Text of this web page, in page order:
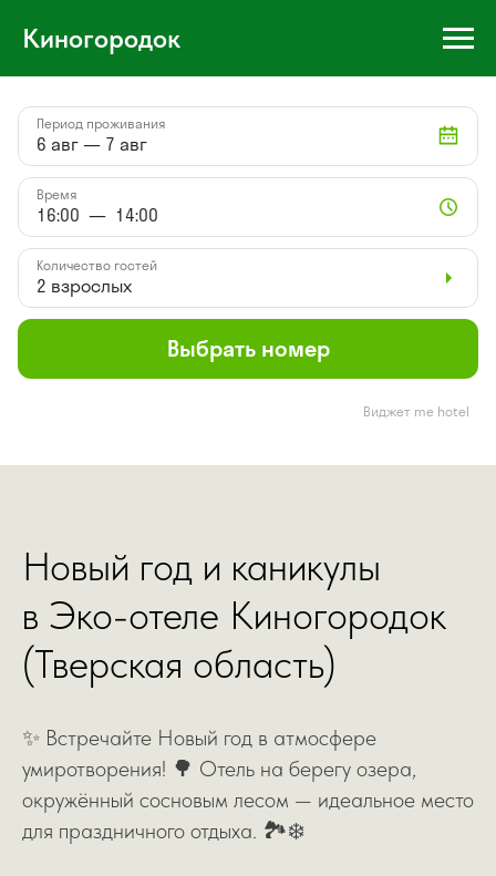
Киногородок
Новый год и каникулы
в Эко-отеле Киногородок
(Тверская область)
✨ Встречайте Новый год в атмосфере
умиротворения! 🌳 Отель на берегу озера,
окружённый сосновым лесом — идеальное место
для праздничного отдыха. 🏞❄️